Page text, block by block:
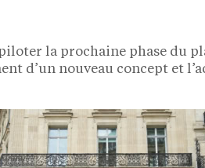
la prochaine phase du
d’un nouveau concept et